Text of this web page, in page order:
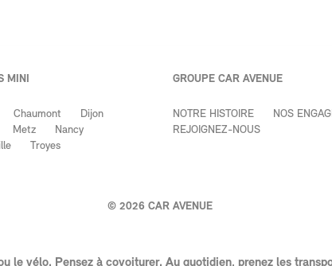
MINI
Chaumont
Dijon
Metz
Nancy
Troyes
GROUPE CAR AVENUE
NOTRE HISTOIRE
NOS
REJOIGNEZ-NOUS
© 2026 CAR AVENUE
le vélo. Pensez à covoiturer. Au quotidien, prenez les